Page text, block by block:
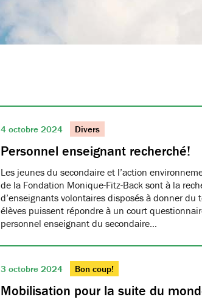
4 octobre 2024 Divers
Personnel enseignant recherché!
Les jeunes du secondaire et l’action
de la Fondation Monique-Fitz-Back sont à la
d’enseignants volontaires disposés à donner du
élèves puissent répondre à un court
personnel enseignant du secondaire…
3 octobre 2024 Bon coup!
Mobilisation pour la suite du